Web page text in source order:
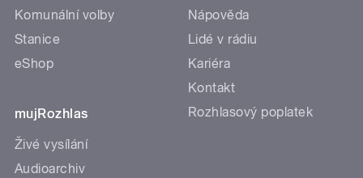
Komunální volby
Stanice
eShop
mujRozhlas
Živé vysílání
Audioarchiv
Nápověda
Lidé v rádiu
Kariéra
Kontakt
Rozhlasový poplatek